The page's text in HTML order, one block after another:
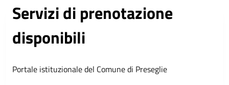
Servizi di prenotazione
disponibili
Portale istituzionale del Comune di Preseglie